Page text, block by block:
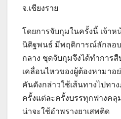
จ.เชียงราย
โดยการจับกุมในครั้งนี้ เจ้า
นิติฐพนธ์ มีพฤติการณ์ลักลอ
กลาง ชุดจับกุมจึงได้ทำการ
เคลื่อนไหวของผู้ต้องหามาอ
คันดังกล่าวใช้เส้นทางไปทา
ครั้งแต่ละครั้งบรรทุกฟางคลุ
น่าจะใช้อำพรางยาเสพติด